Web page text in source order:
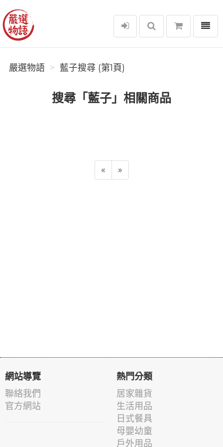
嚴選物語
選單
嚴選物語 藍子搜尋 (第1頁)
搜尋「藍子」相關商品
« »
網站導覽
聯絡我們
官方網站
熱門分類
居家雜貨
生活用品
日式餐具
母嬰幼童
戶外用品